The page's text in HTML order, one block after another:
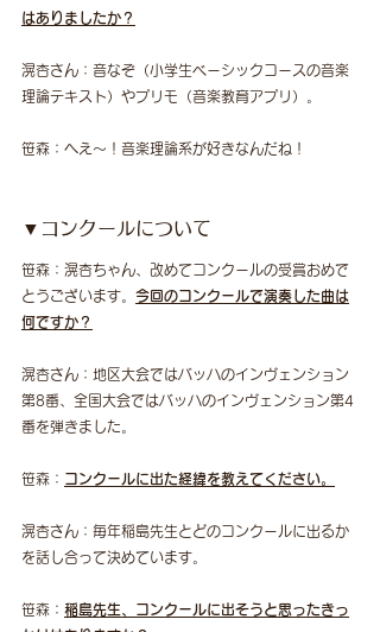
はありましたか？
滉杏さん：音なぞ（小学生ベーシックコースの音楽
理論テキスト）やプリモ（音楽教育アプリ）。
笹森：へえ〜！音楽理論系が好きなんだね！
▼コンクールについて
笹森：滉杏ちゃん、改めてコンクールの受賞おめで
とうございます。 今回のコンクールで演奏した曲は
何ですか？
滉杏さん：地区大会ではバッハのインヴェンション
第8番、全国大会ではバッハのインヴェンション第4
番を弾きました。
笹森： コンクールに出た経緯を教えてください。
滉杏さん：毎年稲島先生とどのコンクールに出るか
を話し合って決めています。
笹森： 稲島先生、コンクールに出そうと思ったきっ